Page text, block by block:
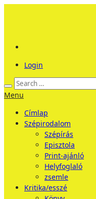
Login
Menu
Címlap
Szépirodalom
Szépírás
Episztola
Print-ajánló
Helyfoglaló
zsemle
Kritika/esszé